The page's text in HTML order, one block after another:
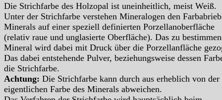
Die Strichfarbe des Holzopal ist uneinheitlich, meist Weiß.
Unter der Strichfarbe verstehen Mineralogen den
Minerals auf einer speziell definierten Porzellanoberfläche
(relativ raue und unglasierte Oberfläche). Das zu
Mineral wird dabei mit Druck über die Porzellanfläche
Das dabei entstehende Pulver, beziehungsweise dessen
die Strichfarbe.
Achtung: Die Strichfarbe kann durch aus erheblich von der
eigentlichen Farbe des Minerals abweichen.